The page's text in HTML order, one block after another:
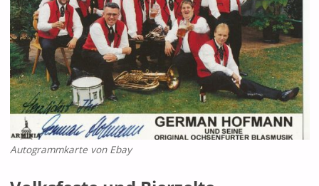
Autogrammkarte von Ebay